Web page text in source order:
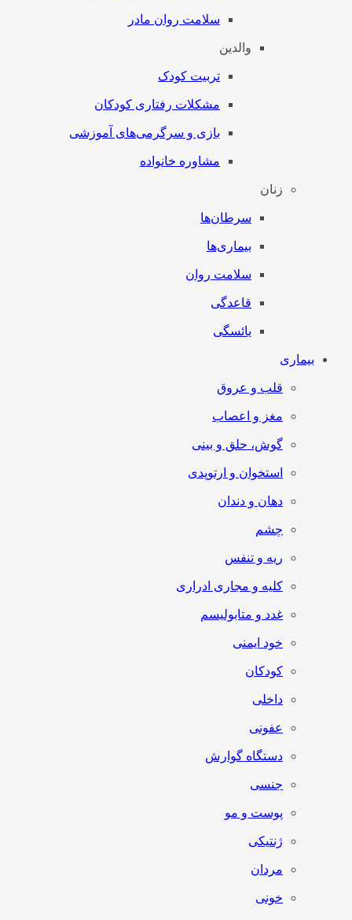
سلامت روان مادر
والدین
تربیت کودک
مشکلات رفتاری کودکان
بازی و سرگرمی‌های آموزشی
مشاوره خانواده
زنان
سرطان‌‌ها
بیماری‌ها
سلامت روان
قاعدگی
یائسگی
بیماری
قلب و عروق
مغز و اعصاب
گوش، حلق و بینی
استخوان و ارتوپدی
دهان و دندان
چشم
ریه و تنفس
کلیه و مجاری ادراری
غدد و متابولیسم
خود ایمنی
کودکان
داخلی
عفونی
دستگاه گوارش
جنسی
پوست و مو
ژنتیکی
مردان
خونی